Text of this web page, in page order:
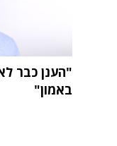
"הענן כבר
באמון"